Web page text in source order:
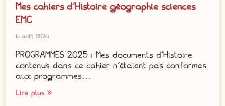
Mes cahiers d’Histoire géographie sciences
EMC
6 août 2026
PROGRAMMES 2025 : Mes documents d’Histoire
contenus dans ce cahier n’étaient pas conformes
aux programmes…
Lire plus